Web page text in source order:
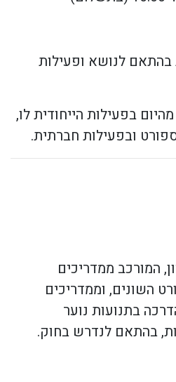
בהתאם לנושא ופעילות
בפעילות הייחודית לו,
ובפעילות חברתית.
המורכב ממדריכים
השונים, וממדריכים
בתנועות נוער
בהתאם לנדרש בחוק.